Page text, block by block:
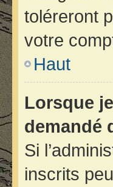
toléreront
votre
Haut
Lorsque
demandé
Si
inscrits